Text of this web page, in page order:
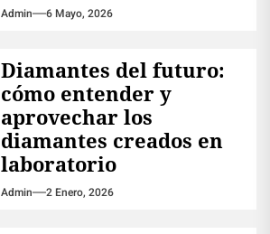
Admin 6 Mayo, 2026
Diamantes del futuro:
cómo entender y
aprovechar los
diamantes creados en
laboratorio
Admin 2 Enero, 2026